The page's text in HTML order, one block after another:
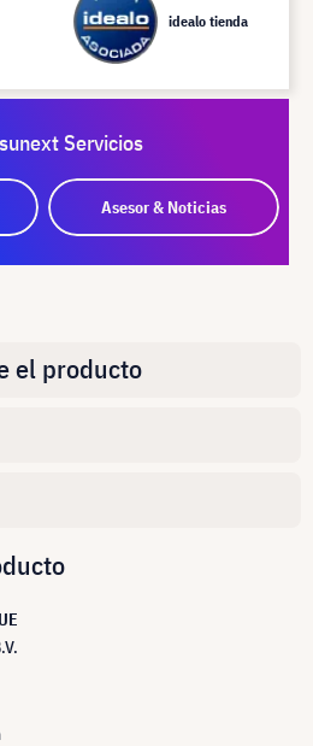
idealo tienda
Servicios
Asesor & Noticias
el producto